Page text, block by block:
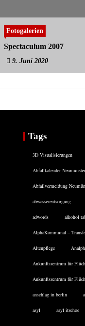
Fotogalerien
Spectaculum 2007
9. Juni 2020
Tags
3D Visualisierungen
Abfallkalender Neumünster
Abfallvermeidung
abwasserentsorgung
adwords alkohol
AlphaKommunal –
Altenpflege
Ankunftszentrum für
Ankunftszentrum für
anschlag in berlin
asyl asyl itzehoe